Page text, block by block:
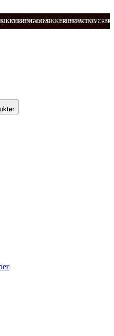
BETALING FRI FRAKT OVER
LEVERING OG SIKKER BETALING